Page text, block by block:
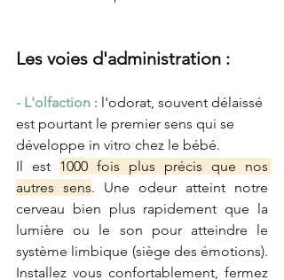
Les voies d'administration :
- L'olfaction : l'odorat, souvent délaissé
est pourtant le premier sens qui se
développe in vitro chez le bébé.
Il est 1000 fois plus précis que nos
autres sens. Une odeur atteint notre
cerveau bien plus rapidement que la
lumière ou le son pour atteindre le
système limbique (siège des émotions).
Installez vous confortablement, fermez